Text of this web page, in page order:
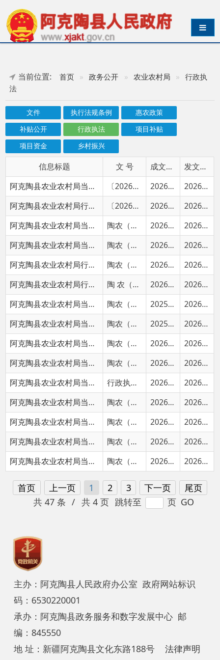
导航切换
法
补贴公开
行政执法
项目补贴
项目资金
乡村振兴
信息标题 文 号
〔2026〕32号 2026-07-10
阿克陶县农业农村局行政处罚决定书
〔2026〕13号 2026-07-10
阿克陶县农业农村局当场行政处罚决定书
陶农（农机）简罚〔2026〕33号号 2026-07-07
2026-07-10
阿克陶县农业农村局当场行政处罚决定书
陶农（农机）简罚〔2026〕23号 2026-06-15
2026-07-06
阿克陶县农业农村局行政处罚决定书
陶农（种子）罚〔2026〕15号 2026-07-01
2026-07-06
阿克陶县农业农村局行政处罚决定书
陶 农（肥料）罚〔2026〕12号
阿克陶县农业农村局当场行政处罚决定书 陶农（农机）简罚〔2025〕27号 2025-06-24 2026-07-06
阿克陶县农业农村局当场行政处罚决定书 陶农（农机）简罚〔2025〕20号 2025-05-31 2026-07-06
阿克陶县农业农村局当场行政处罚决定书 陶农（农机）简罚〔2026〕26号 2026-06-24
阿克陶县农业农村局当场行政处罚决定书 陶农（农机）简罚〔2026〕21号 2026-06-09
阿克陶县农业农村局当场行政处罚决定书 行政执法〔2026〕31号 2026-06-26
阿克陶县农业农村局当场行政处罚决定书
陶农（农机）简罚〔2026〕24号 2026-06-22 2026-07-06
阿克陶县农业农村局当场行政处罚决定书 陶农（农机）简罚〔2026〕22号 2026-06-10 2026-07-06
阿克陶县农业农村局当场行政处罚决定书 陶农（农机）简罚〔2026〕19号 2026-05-26 2026-07-06
阿克陶县农业农村局当场行政处罚决定书 陶农（农机）简罚〔2026〕30号 2026-06-26 2026-07-06
首页 上一页 1 2 3 下一页 尾页
共 47 条 / 共 4 页 跳转至 页 GO
承办：阿克陶县政务服务和数字发展中心 邮
编：845550
地 址：新疆阿克陶县文化东路188号
中国互联网举报中心
新公网安备65302202000102号
12003422号 关于我们